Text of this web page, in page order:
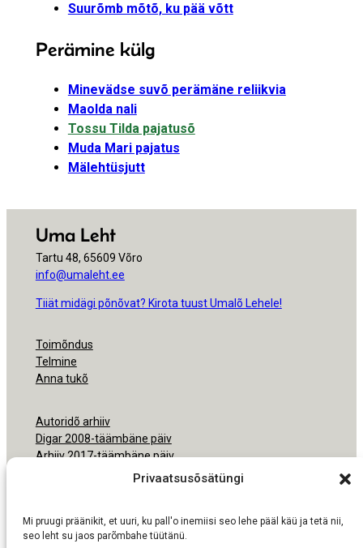
Privaatsusõsätüngi
Mi pruugi präänikit, et uuri, ku pall'o inemiisi seo lehe pääl käü ja tetä nii,
seo leht su jaos parõmbahe tüütänü.
Suurõmb mõtõ, ku pää võtt
Perämine külg
Minevädse suvõ perämäne reliikvia
Maolda nali
Tossu Tilda pajatusõ
Muda Mari pajatus
Mälehtüsjutt
Uma Leht
Tartu 48, 65609 Võro
info@umaleht.ee
Tiiät midägi põnõvat? Kirota tuust Umalõ Lehele!
Toimõndus
Telmine
Anna tukõ
Autoridõ arhiiv
Digar 2008-täämbäne päiv
Arhiiv 2017-täämbäne päiv
Ligipäsemine
Nõudmisõ pruukmisõs